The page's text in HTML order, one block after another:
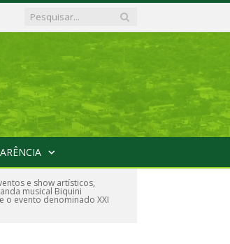
e show artísticos,
musical Biquini
o evento denominado XXI